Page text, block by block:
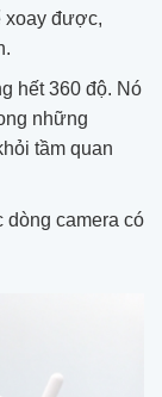
xoay được,
hết 360 độ. Nó
những
tầm quan
dòng camera có